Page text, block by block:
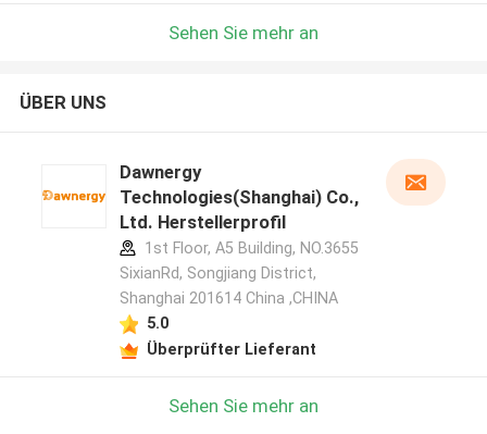
Sehen Sie mehr an
ÜBER UNS
Dawnergy
Technologies(Shanghai) Co.,
Ltd. Herstellerprofil
1st Floor, A5 Building, NO.3655
SixianRd, Songjiang District,
Shanghai 201614 China ,CHINA
5.0
Überprüfter Lieferant
Sehen Sie mehr an